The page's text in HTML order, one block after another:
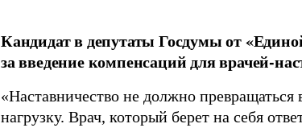
Кандидат в депутаты Госдумы от
за введение компенсаций для врачей-
«Наставничество не должно
нагрузку. Врач, который берет на себя